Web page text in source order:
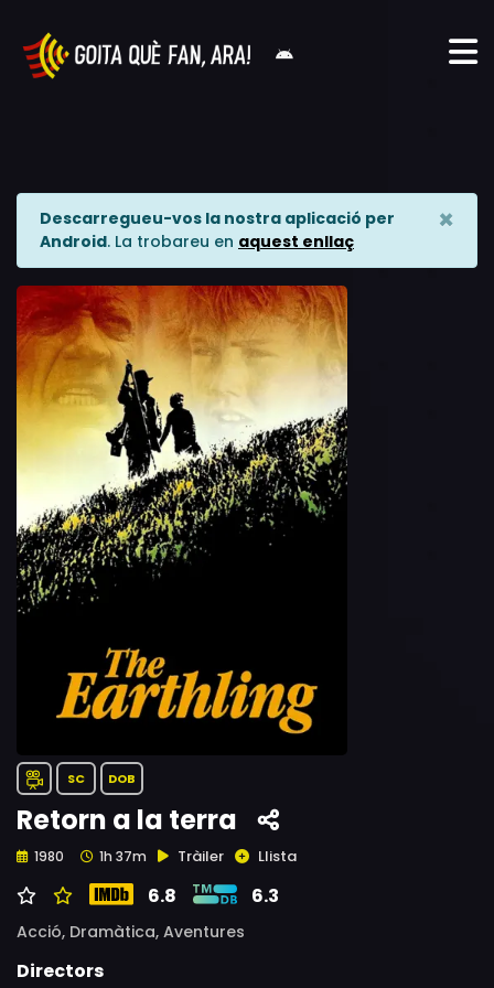
Descarregueu-vos la nostra aplicació per
Android. La trobareu en aquest enllaç
×
SC DOB
Retorn a la terra
1980 1h 37m Tràiler Llista
6.8 6.3
Acció, Dramàtica, Aventures
Directors